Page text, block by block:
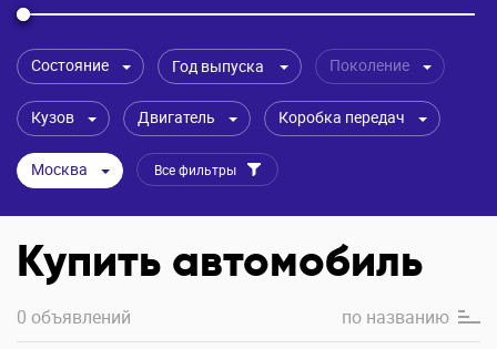
Состояние Год выпуска Поколение
Кузов Двигатель Коробка передач
Москва Все фильтры
Купить автомобиль
0 объявлений по названию